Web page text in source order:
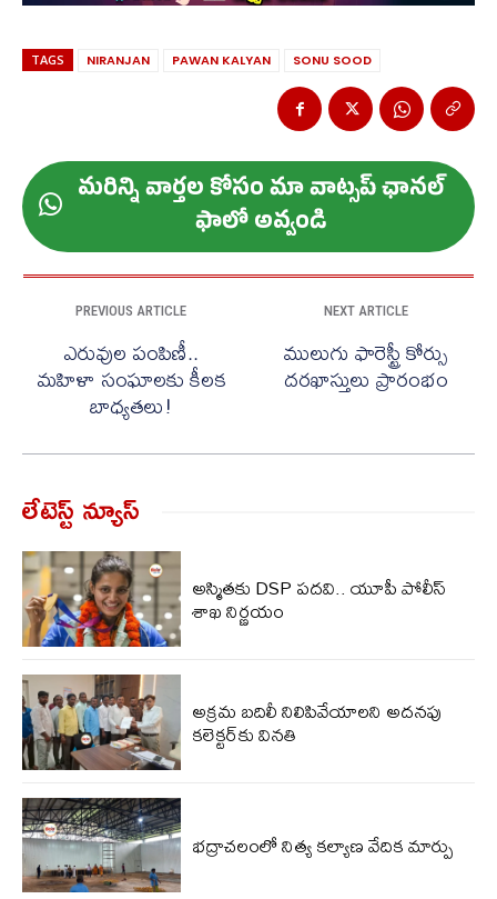
TAGS NIRANJAN PAWAN KALYAN SONU SOOD
మ‌రిన్ని వార్త‌ల కోసం మా వాట్స‌ప్ ఛాన‌ల్
ఫాలో అవ్వండి
PREVIOUS ARTICLE
ఎరువుల పంపిణీ..
మహిళా సంఘాలకు కీలక
బాధ్యతలు!
NEXT ARTICLE
ములుగు ఫారెస్ట్రీ కోర్సు
దరఖాస్తులు ప్రారంభం
లేటెస్ట్ న్యూస్‌
అస్మితకు DSP పదవి.. యూపీ పోలీస్
శాఖ నిర్ణయం
అక్రమ బదిలీ నిలిపివేయాలని అదనపు
కలెక్టర్‌కు వినతి
భద్రాచలంలో నిత్య కల్యాణ వేదిక మార్పు